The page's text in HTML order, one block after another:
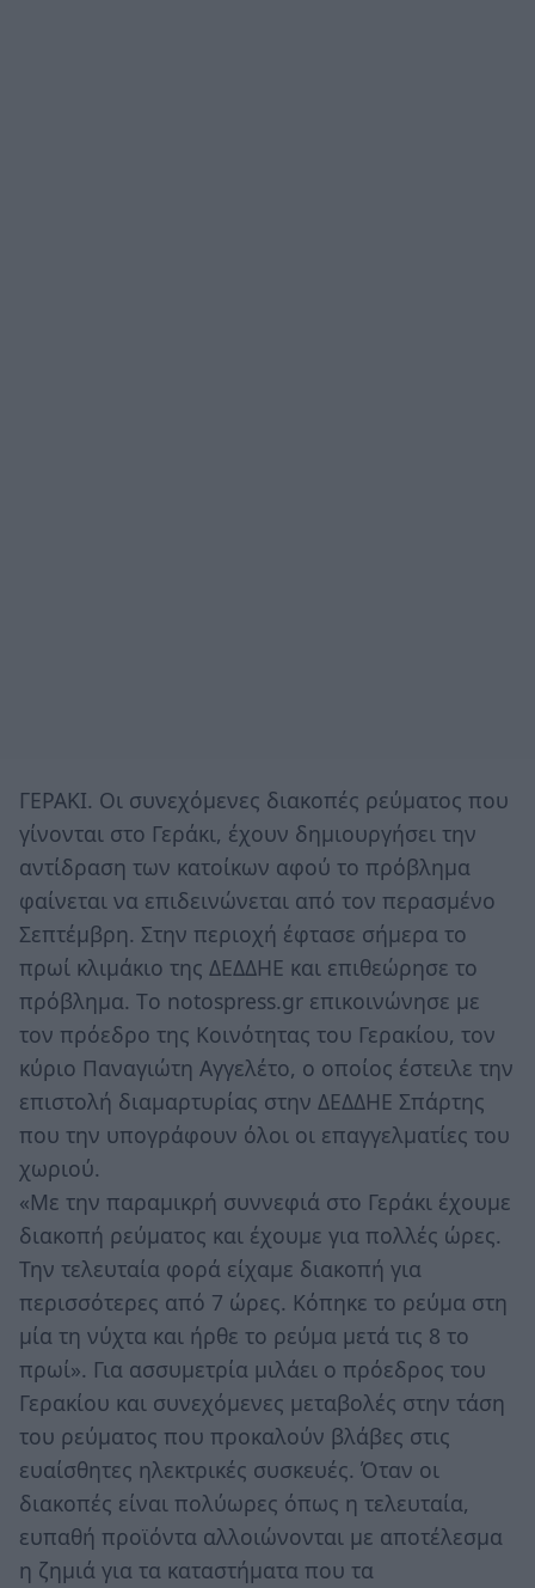
ΓΕΡΑΚΙ. Οι συνεχόμενες διακοπές ρεύματος που
γίνονται στο Γεράκι, έχουν δημιουργήσει την
αντίδραση των κατοίκων αφού το πρόβλημα
φαίνεται να επιδεινώνεται από τον περασμένο
Σεπτέμβρη. Στην περιοχή έφτασε σήμερα το
πρωί κλιμάκιο της ΔΕΔΔΗΕ και επιθεώρησε το
πρόβλημα. Τo notospress.gr επικοινώνησε με
τον πρόεδρο της Κοινότητας του Γερακίου, τον
κύριο Παναγιώτη Αγγελέτο, ο οποίος έστειλε την
επιστολή διαμαρτυρίας στην ΔΕΔΔΗΕ Σπάρτης
που την υπογράφουν όλοι οι επαγγελματίες του
χωριού.
«Με την παραμικρή συννεφιά στο Γεράκι έχουμε
διακοπή ρεύματος και έχουμε για πολλές ώρες.
Την τελευταία φορά είχαμε διακοπή για
περισσότερες από 7 ώρες. Κόπηκε το ρεύμα στη
μία τη νύχτα και ήρθε το ρεύμα μετά τις 8 το
πρωί». Για ασσυμετρία μιλάει ο πρόεδρος του
Γερακίου και συνεχόμενες μεταβολές στην τάση
του ρεύματος που προκαλούν βλάβες στις
ευαίσθητες ηλεκτρικές συσκευές. Όταν οι
διακοπές είναι πολύωρες όπως η τελευταία,
ευπαθή προϊόντα αλλοιώνονται με αποτέλεσμα
η ζημιά για τα καταστήματα που τα